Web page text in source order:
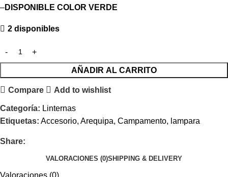
–DISPONIBLE COLOR VERDE
2 disponibles
AÑADIR AL CARRITO
Compare Add to wishlist
Categoría: Linternas
Etiquetas: Accesorio, Arequipa, Campamento, lampara
Share:
VALORACIONES (0)SHIPPING & DELIVERY